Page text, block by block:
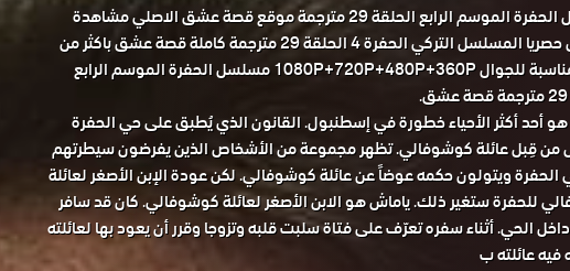
مسلسل الحفرة الموسم الرابع الحلقة 29 مترجمة موقع قصة عشق الاصلي مشاهدة
وتحميل حصريا المسلسل التركي الحفرة 4 الحلقة 29 مترجمة كاملة قصة عشق باكثر من
جودة مناسبة للجوال 1080P+720P+480P+360P مسلسل الحفرة الموسم الرابع
أحد أكثر الأحياء خطورة في إسطنبول. القانون الذي يُطبق على حي الحفرة
قِبل عائلة كوشوفالي. تظهر مجموعة من الأشخاص الذين يفرضون سيطرتهم
ويتولون حكمه عوضاً عن عائلة كوشوفالي. لكن عودة الإبن الأصغر لعائلة
للحفرة ستغير ذلك. ياماش هو الابن الأصغر لعائلة كوشوفالي. كان قد سافر
الحي. أثناء سفره تعرّف على فتاة سلبت قلبه وتزوجا وقرر أن يعود بها لعائلته
عائلته ب